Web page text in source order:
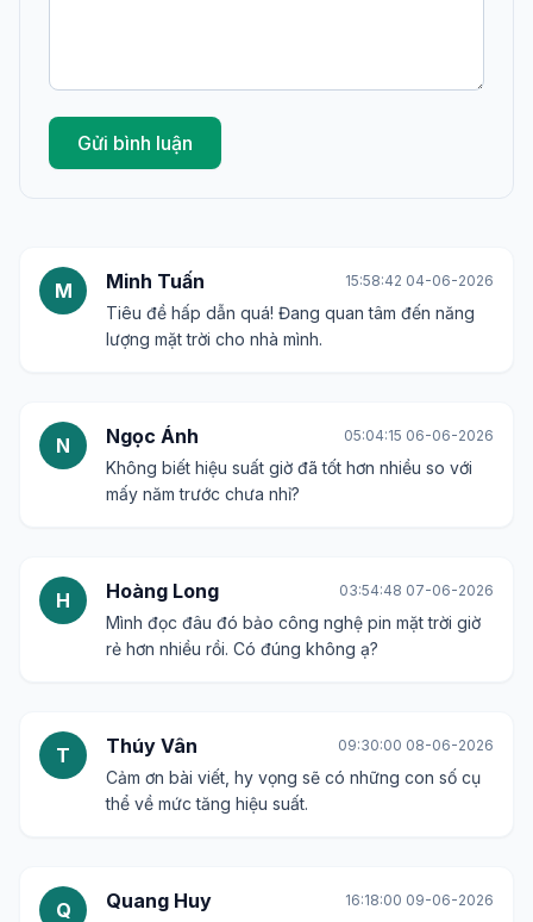
Gửi bình luận
M Minh Tuấn 15:58:42 04-06-2026
Tiêu đề hấp dẫn quá! Đang quan tâm đến năng
lượng mặt trời cho nhà mình.
N Ngọc Ánh 05:04:15 06-06-2026
Không biết hiệu suất giờ đã tốt hơn nhiều so với
mấy năm trước chưa nhỉ?
H Hoàng Long 03:54:48 07-06-2026
Mình đọc đâu đó bảo công nghệ pin mặt trời giờ
rẻ hơn nhiều rồi. Có đúng không ạ?
T Thúy Vân 09:30:00 08-06-2026
Cảm ơn bài viết, hy vọng sẽ có những con số cụ
thể về mức tăng hiệu suất.
Q Quang Huy 16:18:00 09-06-2026